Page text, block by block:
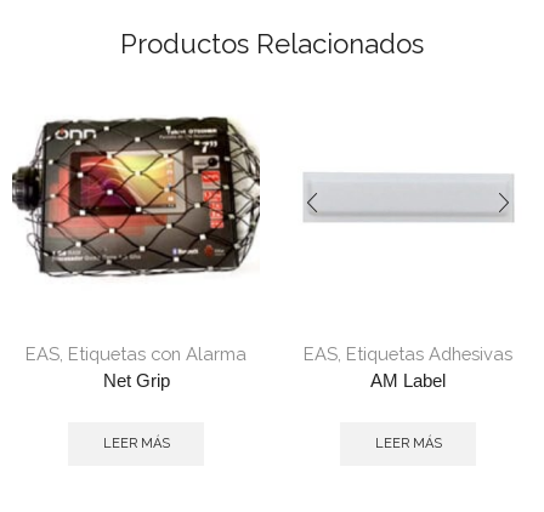
Productos Relacionados
EAS Etiquetas con Alarma
Net Grip
LEER MÁS
EAS Etiquetas Adhesivas
AM Label
LEER MÁS